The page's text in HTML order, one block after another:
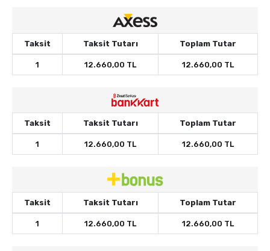
Taksit Taksit Tutarı Toplam Tutar
1 12.660,00 TL 12.660,00 TL
Taksit Taksit Tutarı Toplam Tutar
1 12.660,00 TL 12.660,00 TL
Taksit Taksit Tutarı Toplam Tutar
1 12.660,00 TL 12.660,00 TL